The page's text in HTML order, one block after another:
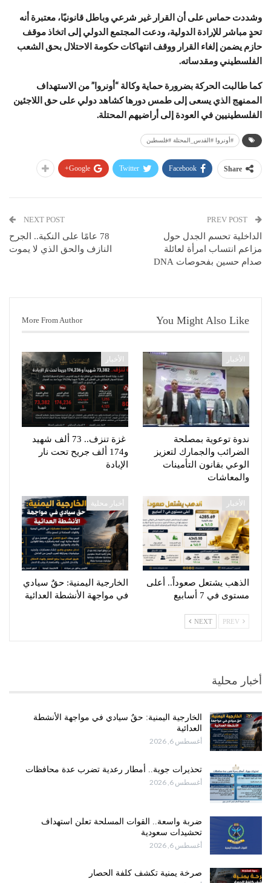
وشددت حماس على أن القرار غير شرعي وباطل قانونيًا، معتبرة أنه
تحدٍ مباشر للإرادة الدولية، ودعت المجتمع الدولي إلى اتخاذ موقف
حازم يضمن إلغاء القرار ووقف انتهاكات حكومة الاحتلال بحق الشعب
الفلسطيني ومقدساته.
كما طالبت الحركة بضرورة حماية وكالة “أونروا” من الاستهداف
الممنهج الذي يسعى إلى طمس دورها كشاهد دولي على حق اللاجئين
الفلسطينيين في العودة إلى أراضيهم المحتلة.
#أونروا #القدس_المحتلة #فلسطين
Share
Facebook
Twitter
Google+
الداخلية تحسم الجدل حول
مزاعم انتساب امرأة لعائلة
صدام حسين بفحوصات DNA
NEXT POST
78 عامًا على النكبة.. الجرح
النازف والحق الذي لا يموت
You Might Also Like
More From Author
الأخبار
ندوة توعوية بمصلحة
الضرائب والجمارك لتعزيز
الوعي بقانون التأمينات
والمعاشات
الأخبار
غزة تنزف.. 73 ألف شهيد
و174 ألف جريح تحت نار
الإبادة
الأخبار
الذهب يشتعل صعوداً.. أعلى
مستوى في 7 أسابيع
أخبار محلية
الخارجية اليمنية: حقٌ سيادي
في مواجهة الأنشطة العدائية
NEXT
أخبار محلية
الخارجية اليمنية: حقٌ سيادي في مواجهة الأنشطة
العدائية
أغسطس 6, 2026
تحذيرات جوية.. أمطار رعدية تضرب عدة محافظات
أغسطس 6, 2026
ضربة واسعة.. القوات المسلحة تعلن استهداف
تحشيدات سعودية
أغسطس 6, 2026
صرخة يمنية تكشف كلفة الحصار